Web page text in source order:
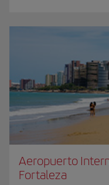
Aeropuerto
Fortaleza